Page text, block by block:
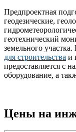
Предпроектная
геодезические,
геотехнический
земельного
для строительства и
предоставляется с
оборудование, а
Цены на